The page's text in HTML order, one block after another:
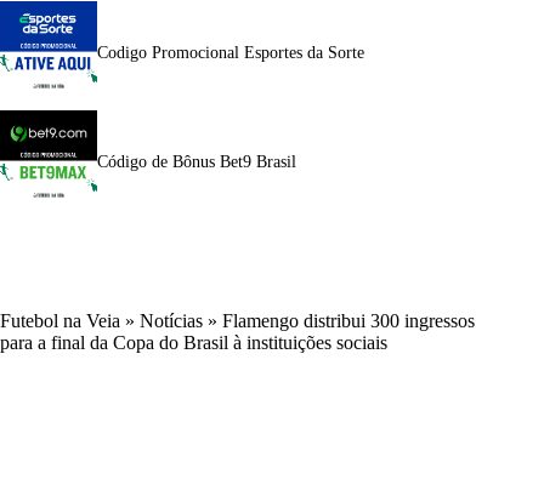
Codigo Promocional Esportes da Sorte
Código de Bônus Bet9 Brasil
Futebol na Veia » Notícias » Flamengo distribui 300 ingressos
para a final da Copa do Brasil à instituições sociais